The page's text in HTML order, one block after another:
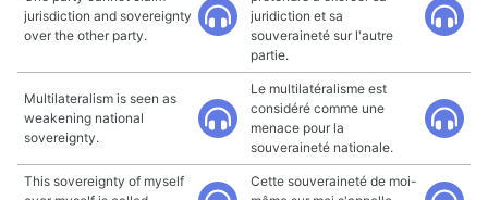
jurisdiction and sovereignty
over the other party.
juridiction et sa
souveraineté sur l'autre
partie.
Multilateralism is seen as
weakening national
sovereignty.
Le multilatéralisme est
considéré comme une
menace pour la
souveraineté nationale.
This sovereignty of myself
Cette souveraineté de moi-